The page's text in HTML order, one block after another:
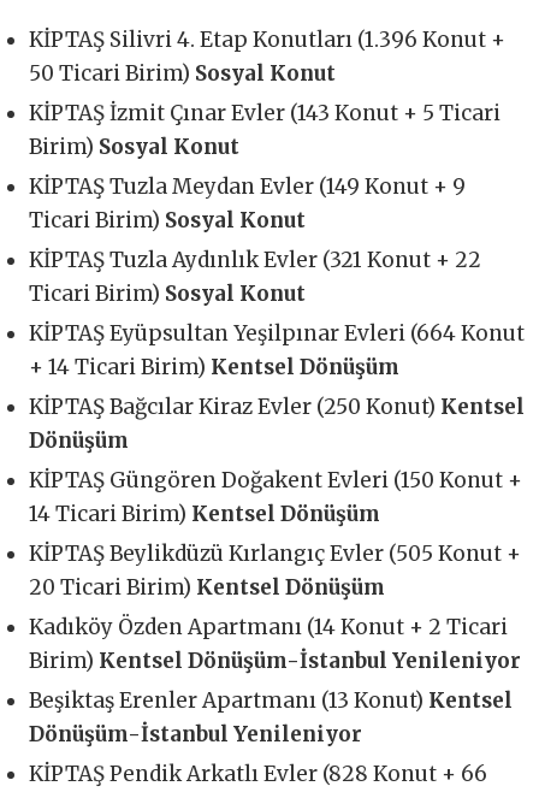
KİPTAŞ Silivri 4. Etap Konutları (1.396 Konut +
50 Ticari Birim) Sosyal Konut
KİPTAŞ İzmit Çınar Evler (143 Konut + 5 Ticari
Birim) Sosyal Konut
KİPTAŞ Tuzla Meydan Evler (149 Konut + 9
Ticari Birim) Sosyal Konut
KİPTAŞ Tuzla Aydınlık Evler (321 Konut + 22
Ticari Birim) Sosyal Konut
KİPTAŞ Eyüpsultan Yeşilpınar Evleri (664 Konut
+ 14 Ticari Birim) Kentsel Dönüşüm
KİPTAŞ Bağcılar Kiraz Evler (250 Konut) Kentsel
Dönüşüm
KİPTAŞ Güngören Doğakent Evleri (150 Konut +
14 Ticari Birim) Kentsel Dönüşüm
KİPTAŞ Beylikdüzü Kırlangıç Evler (505 Konut +
20 Ticari Birim) Kentsel Dönüşüm
Kadıköy Özden Apartmanı (14 Konut + 2 Ticari
Birim) Kentsel Dönüşüm-İstanbul Yenileniyor
Beşiktaş Erenler Apartmanı (13 Konut) Kentsel
Dönüşüm-İstanbul Yenileniyor
KİPTAŞ Pendik Arkatlı Evler (828 Konut + 66